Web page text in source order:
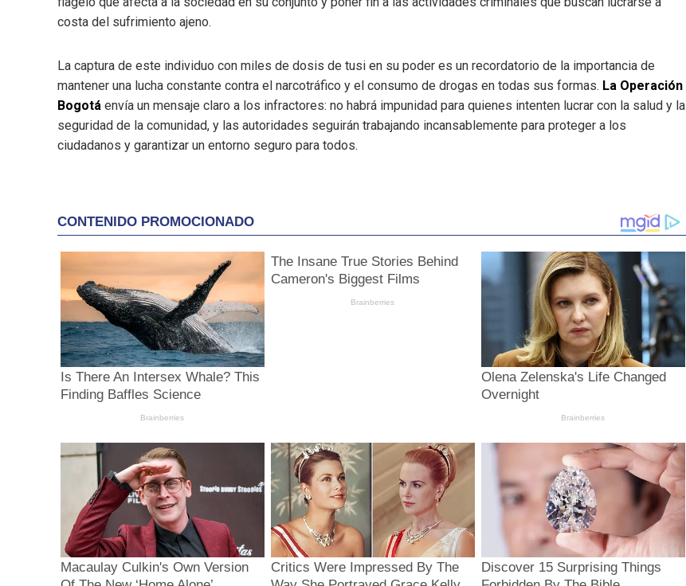
costa del sufrimiento ajeno.
La captura de este individuo con miles de dosis de tusi en su poder es un recordatorio de la importancia de
mantener una lucha constante contra el narcotráfico y el consumo de drogas en todas sus formas. La Operación
Bogotá envía un mensaje claro a los infractores: no habrá impunidad para quienes intenten lucrar con la salud y la
seguridad de la comunidad, y las autoridades seguirán trabajando incansablemente para proteger a los
ciudadanos y garantizar un entorno seguro para todos.